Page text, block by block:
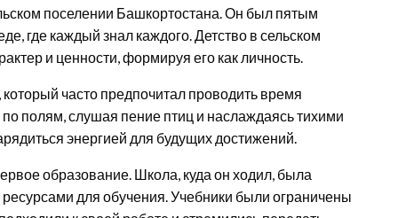
поселении Башкортостана. Он был пятым
где каждый знал каждого. Детство в сельском
и ценности, формируя его как личность.
часто предпочитал проводить время
полям, слушая пение птиц и наслаждаясь тихими
энергией для будущих достижений.
образование. Школа, куда он ходил, была
для обучения. Учебники были ограничены